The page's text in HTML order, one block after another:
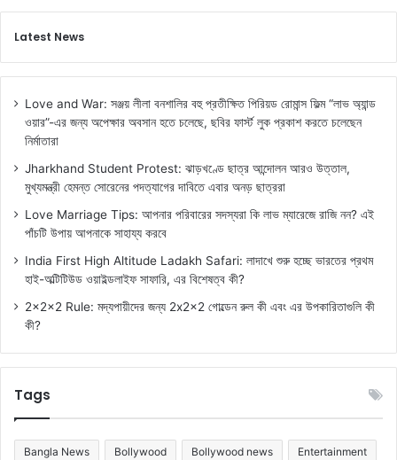
Latest News
Love and War: সঞ্জয় লীলা বনশালির বহু প্রতীক্ষিত পিরিয়ড রোমান্স ফিল্ম “লাভ অ্যান্ড
ওয়ার”-এর জন্য অপেক্ষার অবসান হতে চলেছে, ছবির ফার্স্ট লুক প্রকাশ করতে চলেছেন
নির্মাতারা
Jharkhand Student Protest: ঝাড়খণ্ডে ছাত্র আন্দোলন আরও উত্তাল,
মুখ্যমন্ত্রী হেমন্ত সোরেনের পদত্যাগের দাবিতে এবার অনড় ছাত্ররা
Love Marriage Tips: আপনার পরিবারের সদস্যরা কি লাভ ম্যারেজে রাজি নন? এই
পাঁচটি উপায় আপনাকে সাহায্য করবে
India First High Altitude Ladakh Safari: লাদাখে শুরু হচ্ছে ভারতের প্রথম
হাই-অল্টিটিউড ওয়াইল্ডলাইফ সাফারি, এর বিশেষত্ব কী?
2x2x2 Rule: মদ্যপায়ীদের জন্য 2x2x2 গোল্ডেন রুল কী এবং এর উপকারিতাগুলি কী
কী?
Tags
Bangla News Bollywood Bollywood news Entertainment